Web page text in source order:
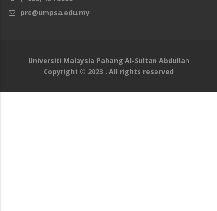
pro@umpsa.edu.my
Universiti Malaysia Pahang Al-Sultan Abdullah
Copyright © 2023 . All rights reserved